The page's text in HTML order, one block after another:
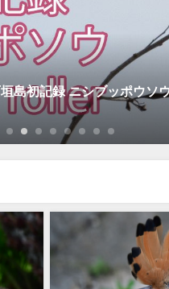
島初記録 ニシブッポウ